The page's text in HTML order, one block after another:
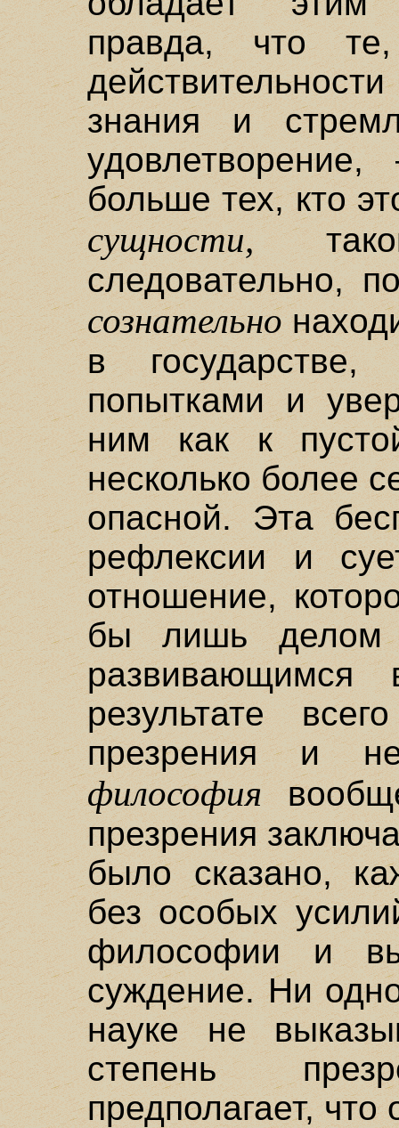
правда, что
знания и
больше тех, кто
сущности,
следовательно,
сознательно
в
попытками и
ним как к
несколько более
опасной. Эта
рефлексии и
отношение,
бы лишь делом
результате
презрения и не
философия
презрения
было сказано,
без особых
философии и
суждение. Ни
науке не
степень
предполагает,